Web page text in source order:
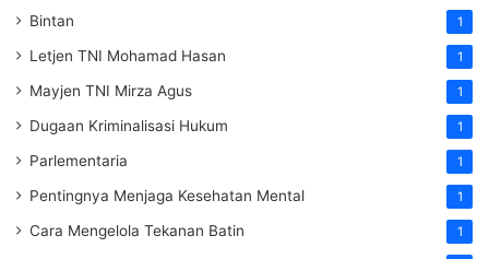
Bintan 1
Letjen TNI Mohamad Hasan 1
Mayjen TNI Mirza Agus 1
Dugaan Kriminalisasi Hukum 1
Parlementaria 1
Pentingnya Menjaga Kesehatan Mental 1
Cara Mengelola Tekanan Batin 1